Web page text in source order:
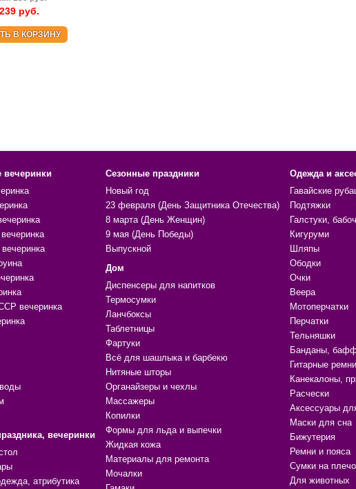
239 руб.
В КОРЗИНУ
вечеринки
вечеринка
вечеринки
атрибутика
Сезонные праздники
Новый год
23 февраля (День Защитника Отечества)
8 марта (День Женщин)
9 мая (День Победы)
Выпускной
Дом
Диспенсеры для напитков
Термосумки
Ланчбоксы
Таблетницы
Фартуки
Всё для шашлыка и барбекю
Нитяные шторы
Органайзеры и чехлы
Массажеры
Копилки
Формы для льда и выпечки
Жидкая кожа
Материалы для ремонта
Мочалки
Одежда и
Гавайские
Подтяжки
Галстуки,
Кигуруми
Шляпы
Ободки
Очки
Веера
Мотоперчатки
Перчатки
Тельняшки
Банданы,
Гитарные ремни
Канекалоны,
Расчески
Аксессуары
Маски для сна
Бижутерия
Ремни и пояса
Сумки на плечо
Для животных